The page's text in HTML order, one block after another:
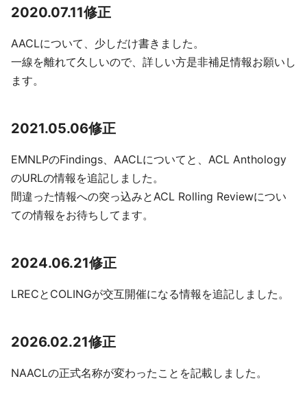
2020.07.11修正
AACLについて、少しだけ書きました。
一線を離れて久しいので、詳しい方是非補足情報お願いし
ます。
2021.05.06修正
EMNLPのFindings、AACLについてと、ACL Anthology
のURLの情報を追記しました。
間違った情報への突っ込みとACL Rolling Reviewについ
ての情報をお待ちしてます。
2024.06.21修正
LRECとCOLINGが交互開催になる情報を追記しました。
2026.02.21修正
NAACLの正式名称が変わったことを記載しました。